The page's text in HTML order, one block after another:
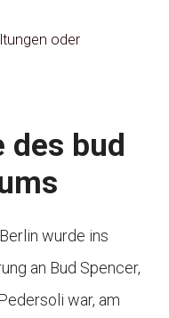
oder
des bud
wurde ins
an Bud Spencer,
war, am